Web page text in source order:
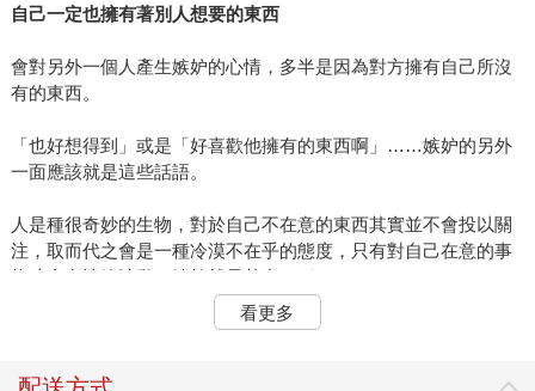
自己一定也擁有著別人想要的東西
會對另外一個人產生嫉妒的心情，多半是因為對方擁有自己所沒
有的東西。
「也好想得到」或是「好喜歡他擁有的東西啊」……嫉妒的另外
一面應該就是這些話語。
人是種很奇妙的生物，對於自己不在意的東西其實並不會投以關
注，取而代之會是一種冷漠不在乎的態度，只有對自己在意的事
物才會有情緒波動。嫉妒就是其中一種。
換個角度來說，嫉妒也可以說是成功的另一種代名詞吧。
有些人也會將羨慕與嫉妒視為一樣的東西，但兩者並不相同，前
看更多